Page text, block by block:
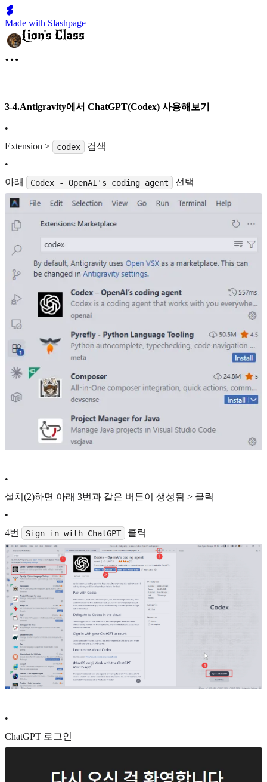
Made with Slashpage
3-4.Antigravity에서 ChatGPT(Codex) 사용해보기
•
Extension >
codex
검색
•
아래
Codex - OpenAI's coding agent 선택
•
설치(2)하면 아래 3번과 같은 버튼이 생성됨 > 클릭
•
4번
Sign in with ChatGPT 클릭
•
ChatGPT 로그인